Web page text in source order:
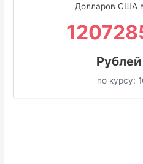
Долларов США
по курсу: